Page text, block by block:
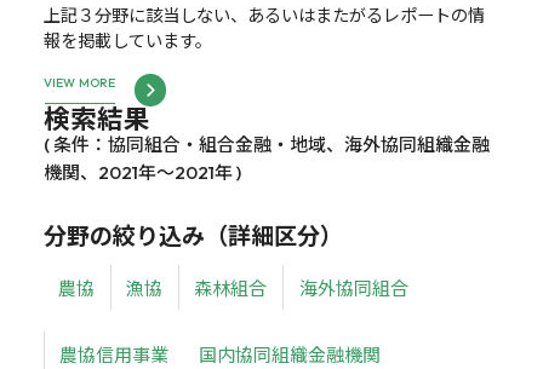
上記３分野に該当しない、あるいはまたがるレポートの情
報を掲載しています。
VIEW MORE
検索結果
( 条件：協同組合・組合金融・地域、海外協同組織金融
機関、2021年～2021年 )
分野の絞り込み（詳細区分）
農協 漁協 森林組合 海外協同組合
農協信用事業 国内協同組織金融機関